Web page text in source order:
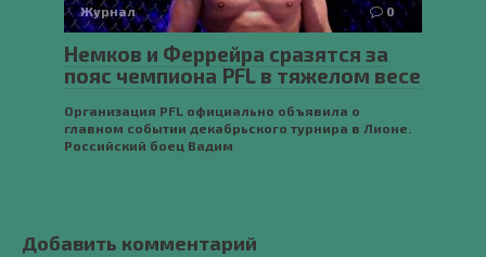
Журнал 0
Немков и Феррейра сразятся за
пояс чемпиона PFL в тяжелом весе
Организация PFL официально объявила о
главном событии декабрьского турнира в Лионе.
Российский боец Вадим
Добавить комментарий